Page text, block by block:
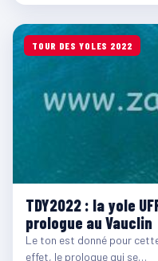
TOUR DES YOLES 2022
TDY2022 : la yole
prologue au Vauclin
Le ton est donné pour
effet, le prologue qui se…